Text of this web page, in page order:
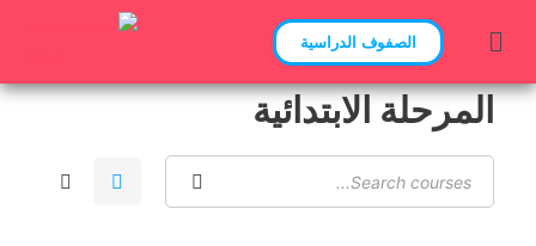
الصفوف الدراسية
المرحلة الابتدائية